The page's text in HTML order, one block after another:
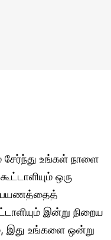
உங்கள் நாளை
ஒரு
பயணத்தைத்
இன்று நிறைய
இது உங்களை ஒன்று